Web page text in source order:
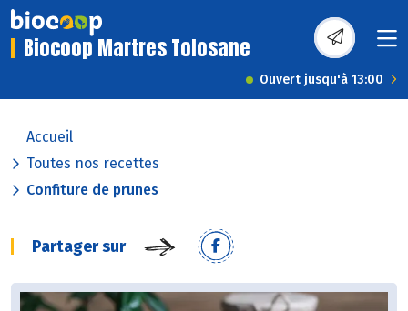
Biocoop Martres Tolosane
Ouvert jusqu'à 13:00
Accueil
Toutes nos recettes
Confiture de prunes
Partager sur